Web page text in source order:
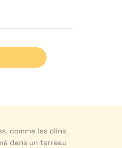
comme les clins
dans un terreau